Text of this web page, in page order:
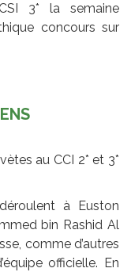
3* la semaine
concours sur
au CCI 2* et 3*
à Euston
bin Rashid Al
comme d’autres
officielle. En